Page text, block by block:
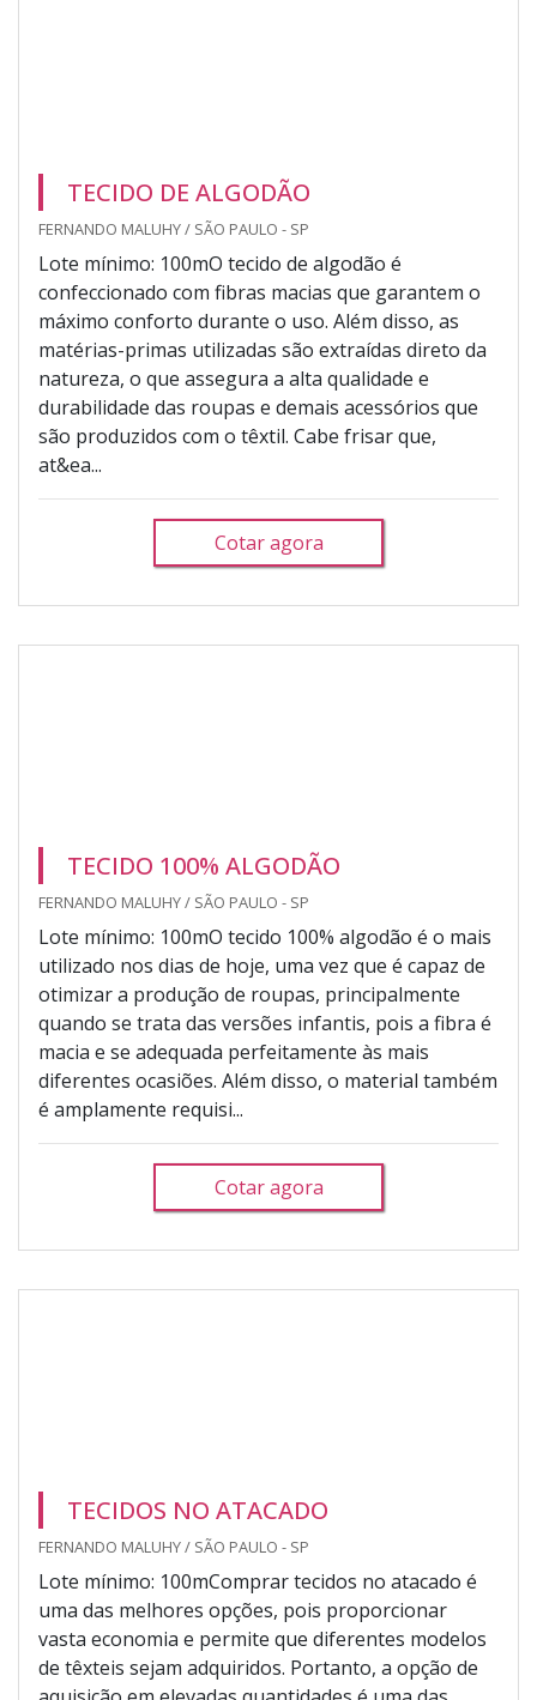
TECIDO DE ALGODÃO
FERNANDO MALUHY / SÃO PAULO - SP
Lote mínimo: 100mO tecido de algodão é
confeccionado com fibras macias que garantem o
máximo conforto durante o uso. Além disso, as
matérias-primas utilizadas são extraídas direto da
natureza, o que assegura a alta qualidade e
durabilidade das roupas e demais acessórios que
são produzidos com o têxtil. Cabe frisar que,
at&ea...
Cotar agora
TECIDO 100% ALGODÃO
FERNANDO MALUHY / SÃO PAULO - SP
Lote mínimo: 100mO tecido 100% algodão é o mais
utilizado nos dias de hoje, uma vez que é capaz de
otimizar a produção de roupas, principalmente
quando se trata das versões infantis, pois a fibra é
macia e se adequada perfeitamente às mais
diferentes ocasiões. Além disso, o material também
é amplamente requisi...
Cotar agora
TECIDOS NO ATACADO
FERNANDO MALUHY / SÃO PAULO - SP
Lote mínimo: 100mComprar tecidos no atacado é
uma das melhores opções, pois proporcionar
vasta economia e permite que diferentes modelos
de têxteis sejam adquiridos. Portanto, a opção de